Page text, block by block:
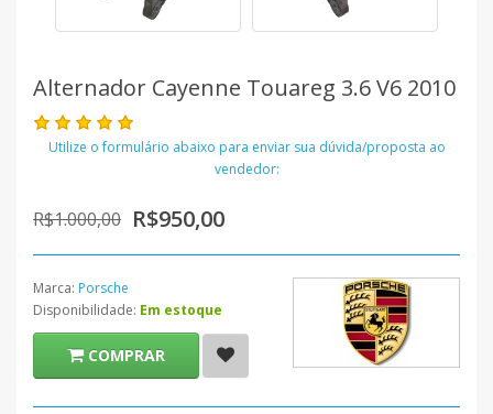
Alternador Cayenne Touareg 3.6 V6 2010
Utilize o formulário abaixo para enviar sua dúvida/proposta ao
vendedor:
R$1.000,00 R$950,00
Marca: Porsche
Disponibilidade: Em estoque
COMPRAR